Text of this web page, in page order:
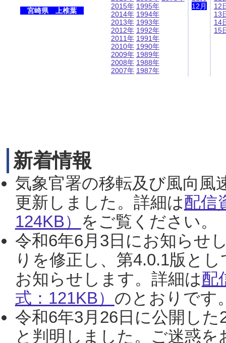
宮崎県 上椎葉
2015年
2014年
2013年
2012年
2011年
2010年
2009年
2008年
2007年
1995年
1994年
1993年
1992年
1991年
1990年
1989年
1988年
1987年
12月
12
13
14
15
新着情報
気象官署の移転及び風向風
更新しました。詳細は配信
124KB） をご覧ください。
令和6年6月3日にお知らせ
りを修正し、第4.0.1版と
お知らせします。詳細は配
式：121KB） のとおりです
令和6年3月26日に公開し
と判明しました。ご迷惑